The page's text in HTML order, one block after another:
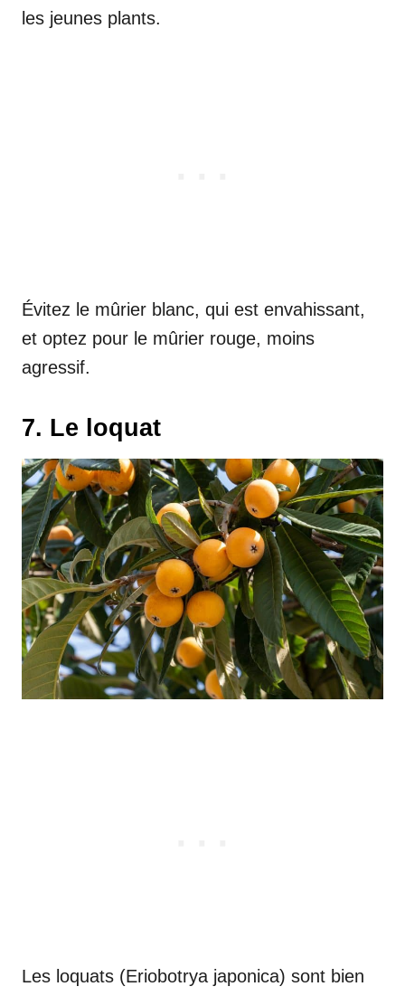
les jeunes plants.
Évitez le mûrier blanc, qui est envahissant,
et optez pour le mûrier rouge, moins
agressif.
7. Le loquat
Les loquats (Eriobotrya japonica) sont bien